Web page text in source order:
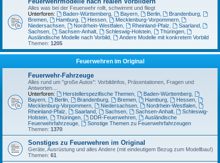
Alles was bei der Feuerwehr rollt, schwimmt und fliegt
Unterforen:
Baden-Württemberg, Bayern, Berlin, Brandenburg
Bremen
Hamburg, Hessen, Mecklenburg-Vorpommern,
Niedersachsen
Nordrhein-Westfalen, Rheinland-Pfalz Saarland,
Sachsen
Sachsen-Anhalt, Schleswig-Holstein, Thüringen,
Ausländische Modelle nach Vorbild
Andere Modelle mit konkretem Vorbild
Themen: 1205
Feuerwehren im Original
Feuerwehr-Fahrzeuge
Alles rund um "große Autos": Vorbildinfos, Präsentationen, Fragen und
Antworten....
Unterforen:
Herstellerspezifische Themen, Baden-Württemberg,
Bayern
Berlin, Brandenburg, Bremen, Hamburg Hessen
Mecklenburg-Vorpommern
Niedersachsen, Nordrhein-Westfalen,
Rheinland-Pfalz
Saarland, Sachsen, Sachsen-Anhalt,
Schleswig-
Holstein
Thüringen, DDR-Feuerwehren,
Ausländische
Feuerwehrfahrzeuge
Sonstige Themen zu Feuerwehrfahrzeugen
Themen: 1370
Sonstiges zu Feuerwehren im Original
Geräte, Ausrüstung und alles Andere (mit eindeutigem Bezug zum Modellbau!)
Themen: 61